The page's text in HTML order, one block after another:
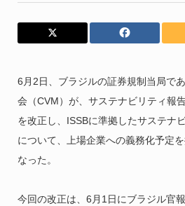
6月2日、ブラジルの証券規制当局で
会（CVM）が、サステナビリティ報
を改正し、ISSBに準拠したサステナ
について、上場企業への義務化予定
なった。
今回の改正は、6月1日にブラジル官